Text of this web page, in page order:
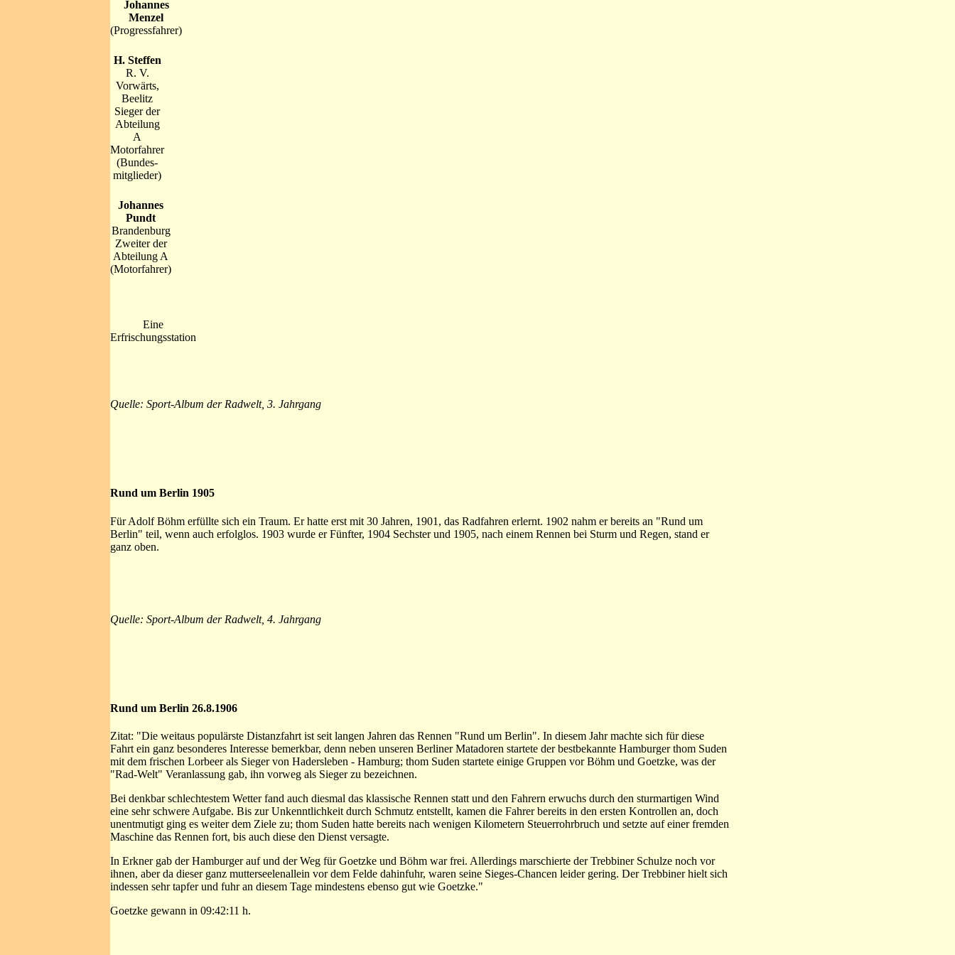
Johannes
Menzel
(Progressfahrer)
H. Steffen
R. V.
Vorwärts,
Beelitz
Sieger der
Abteilung
A
Motorfahrer
(Bundes-
mitglieder)
Johannes
Pundt
Brandenburg
Zweiter der
Abteilung A
(Motorfahrer)
Eine
Erfrischungsstation
Quelle: Sport-Album der Radwelt, 3. Jahrgang
Rund um Berlin 1905
Für Adolf Böhm erfüllte sich ein Traum. Er hatte erst mit 30 Jahren, 1901, das Radfahren erlernt. 1902 nahm er bereits an "Rund um
Berlin" teil, wenn auch erfolglos. 1903 wurde er Fünfter, 1904 Sechster und 1905, nach einem Rennen bei Sturm und Regen, stand er
ganz oben.
Quelle: Sport-Album der Radwelt, 4. Jahrgang
Rund um Berlin 26.8.1906
Zitat: "Die weitaus populärste Distanzfahrt ist seit langen Jahren das Rennen "Rund um Berlin". In diesem Jahr machte sich für diese
Fahrt ein ganz besonderes Interesse bemerkbar, denn neben unseren Berliner Matadoren startete der bestbekannte Hamburger thom Suden
mit dem frischen Lorbeer als Sieger von Hadersleben - Hamburg; thom Suden startete einige Gruppen vor Böhm und Goetzke, was der
"Rad-Welt" Veranlassung gab, ihn vorweg als Sieger zu bezeichnen.
Bei denkbar schlechtestem Wetter fand auch diesmal das klassische Rennen statt und den Fahrern erwuchs durch den sturmartigen Wind
eine sehr schwere Aufgabe. Bis zur Unkenntlichkeit durch Schmutz entstellt, kamen die Fahrer bereits in den ersten Kontrollen an, doch
unentmutigt ging es weiter dem Ziele zu; thom Suden hatte bereits nach wenigen Kilometern Steuerrohrbruch und setzte auf einer fremden
Maschine das Rennen fort, bis auch diese den Dienst versagte.
In Erkner gab der Hamburger auf und der Weg für Goetzke und Böhm war frei. Allerdings marschierte der Trebbiner Schulze noch vor
ihnen, aber da dieser ganz mutterseelenallein vor dem Felde dahinfuhr, waren seine Sieges-Chancen leider gering. Der Trebbiner hielt sich
indessen sehr tapfer und fuhr an diesem Tage mindestens ebenso gut wie Goetzke."
Goetzke gewann in 09:42:11 h.